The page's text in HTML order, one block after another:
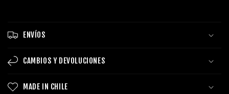
ENVÍOS
CAMBIOS Y DEVOLUCIONES
MADE IN CHILE